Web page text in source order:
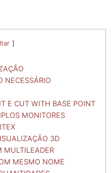
NECESSÁRIO
E CUT WITH BASE POINT
MONITORES
3D
MULTILEADER
MESMO NOME